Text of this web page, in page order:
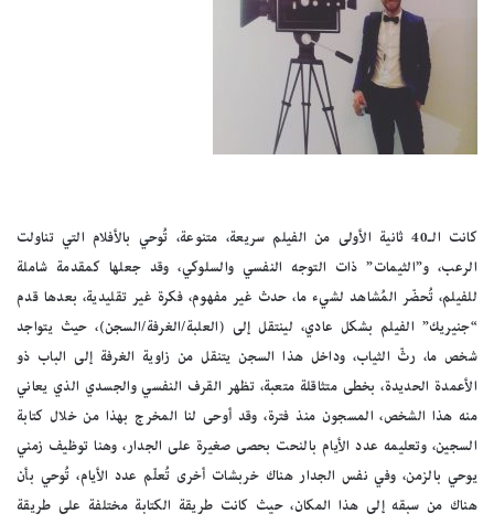
كانت الـ40 ثانية الأولى من الفيلم سريعة، متنوعة، تُوحي بالأفلام التي تناولت
الرعب، و”الثيمات” ذات التوجه النفسي والسلوكي، وقد جعلها كمقدمة شاملة
للفيلم، تُحضّر المُشاهد لشيء ما، حدث غير مفهوم، فكرة غير تقليدية، بعدها قدم
“جنيريك” الفيلم بشكل عادي، لينتقل إلى (العلبة/الغرفة/السجن)، حيث يتواجد
شخص ما، رثّ الثياب، وداخل هذا السجن يتنقل من زاوية الغرفة إلى الباب ذو
الأعمدة الحديدة، بخطى متثاقلة متعبة، تظهر القرف النفسي والجسدي الذي يعاني
منه هذا الشخص، المسجون منذ فترة، وقد أوحى لنا المخرج بهذا من خلال كتابة
السجين، وتعليمه عدد الأيام بالنحت بحصى صغيرة على الجدار، وهنا توظيف زمني
يوحي بالزمن، وفي نفس الجدار هناك خربشات أخرى تُعلّم عدد الأيام، تُوحي بأن
هناك من سبقه إلى هذا المكان، حيث كانت طريقة الكتابة مختلفة على طريقة